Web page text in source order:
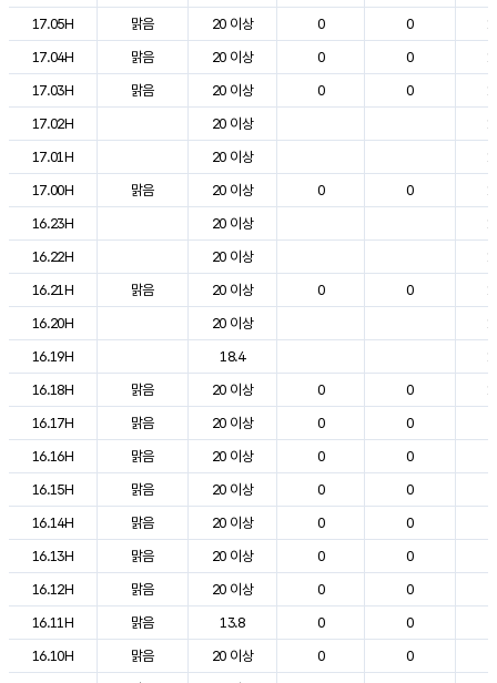
17.05H
맑음 20 이상 0 0
17.04H
맑음 20 이상 0 0
17.03H
맑음 20 이상 0 0
17.02H
20 이상
17.01H
20 이상
17.00H
맑음 20 이상 0 0
16.23H
20 이상
16.22H
20 이상
16.21H
맑음 20 이상 0 0
16.20H
20 이상
16.19H
18.4
16.18H
맑음 20 이상 0 0
16.17H
맑음 20 이상 0 0
16.16H
맑음 20 이상 0 0
16.15H
맑음 20 이상 0 0
16.14H
맑음 20 이상 0 0
16.13H
맑음 20 이상 0 0
16.12H
맑음 20 이상 0 0
16.11H
맑음 13.8 0 0
16.10H
맑음 20 이상 0 0